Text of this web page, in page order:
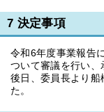
7 決定事項
令和6年度事業報告
ついて審議を行い、
後日、委員長より船
た。